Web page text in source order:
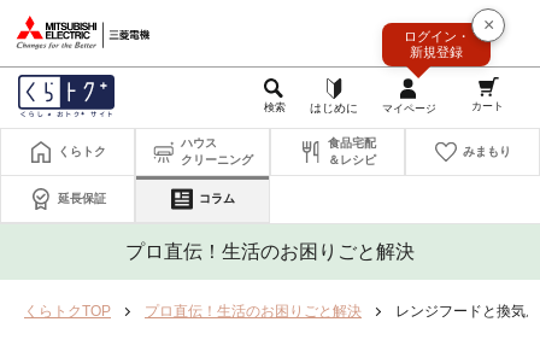
×
ログイン・
新規登録
くらトク
ハウス
クリーニング
食品宅配
＆レシピ
みまもり
延長保証 コラム
プロ直伝！生活のお困りごと解決
くらトクTOP プロ直伝！生活のお困りごと解決 レンジフードと換気